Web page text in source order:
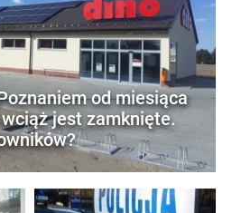
od miesiąca
jest zamknięte.